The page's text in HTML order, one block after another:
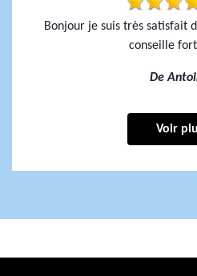
Bonjour je suis très satisfait
conseille
De
Voir